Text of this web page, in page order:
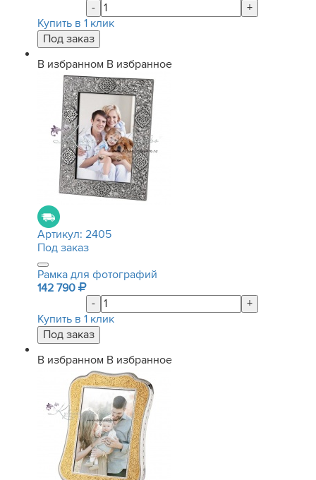
-
+
Купить в 1 клик
В избранном В избранное
Артикул: 2405
Под заказ
Рамка для фотографий
142 790
-
+
Купить в 1 клик
В избранном В избранное